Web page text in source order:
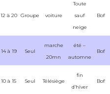
12 à 20 Groupe voiture
Toute
sauf
neige
Bof
14 à 19 Seul
marche
20mn
été –
automne
Bof
10 à 15 Seul Télésiège
fin
d’hiver
Bof